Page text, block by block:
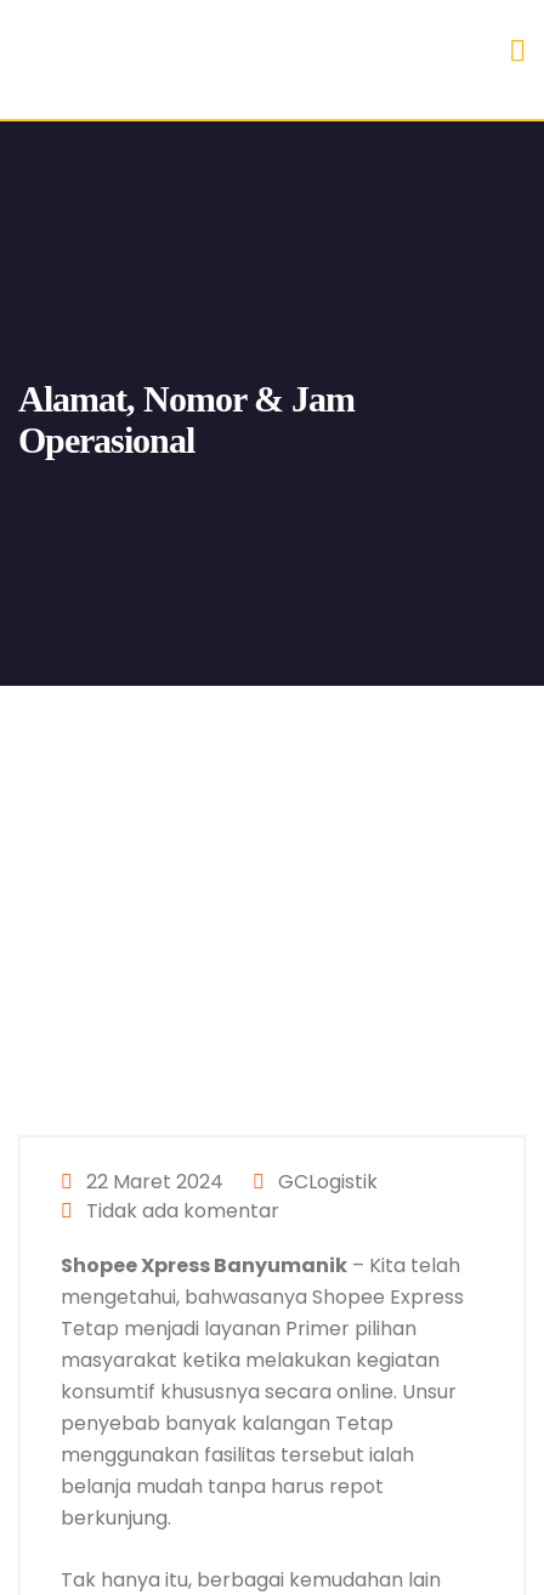
Alamat, Nomor & Jam
Operasional
22 Maret 2024
GCLogistik
Tidak ada komentar
Shopee Xpress Banyumanik – Kita telah
mengetahui, bahwasanya Shopee Express
Tetap menjadi layanan Primer pilihan
masyarakat ketika melakukan kegiatan
konsumtif khususnya secara online. Unsur
penyebab banyak kalangan Tetap
menggunakan fasilitas tersebut ialah
belanja mudah tanpa harus repot
berkunjung.
Tak hanya itu, berbagai kemudahan lain